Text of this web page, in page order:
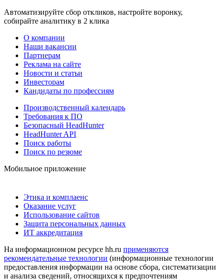
Автоматизируйте сбор откликов, настройте воронку,
собирайте аналитику в 2 клика
О компании
Наши вакансии
Партнерам
Реклама на сайте
Новости и статьи
Инвесторам
Кандидаты по профессиям
Производственный календарь
Требования к ПО
Безопасный HeadHunter
HeadHunter API
Поиск работы
Поиск по резюме
Мобильное приложение
Этика и комплаенс
Оказание услуг
Использование сайтов
Защита персональных данных
ИТ аккредитация
На информационном ресурсе hh.ru применяются
рекомендательные технологии (информационные технологии
предоставления информации на основе сбора, систематизации
и анализа сведений, относящихся к предпочтениям